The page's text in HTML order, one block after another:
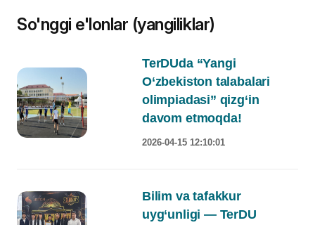
So'nggi e'lonlar (yangiliklar)
TerDUda “Yangi
O‘zbekiston talabalari
olimpiadasi” qizg‘in
davom etmoqda!
2026-04-15 12:10:01
Bilim va tafakkur
uyg‘unligi — TerDU